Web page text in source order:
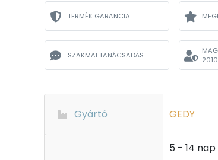
TERMÉK GARANCIA
SZAKMAI TANÁCSADÁS
Gyártó GEDY
5 - 14 nap